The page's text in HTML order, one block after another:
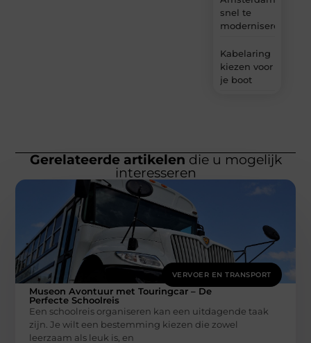
snel te
moderniseren
Kabelaring
kiezen voor
je boot
Gerelateerde artikelen die u mogelijk
interesseren
VERVOER EN TRANSPORT
Museon Avontuur met Touringcar – De
Perfecte Schoolreis
Een schoolreis organiseren kan een uitdagende taak
zijn. Je wilt een bestemming kiezen die zowel
leerzaam als leuk is, en